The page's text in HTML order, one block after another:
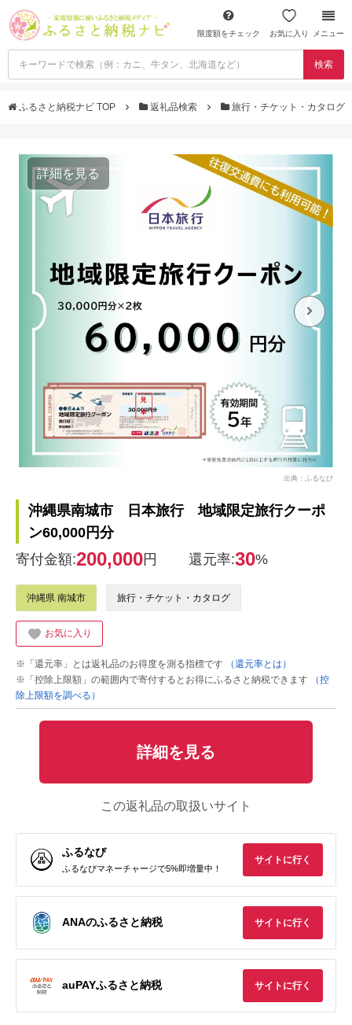
限度額をチェック お気に入り メニュー
検索
ふるさと納税ナビ TOP 返礼品検索 旅行・チケット・カタログ
詳細を見る
出典：ふるなび
沖縄県南城市 日本旅行 地域限定旅行クーポ
ン60,000円分
寄付金額:200,000円 還元率:30%
沖縄県 南城市 旅行・チケット・カタログ
お気に入り
※「還元率」とは返礼品のお得度を測る指標です
（還元率とは）
※「控除上限額」の範囲内で寄付するとお得にふるさと納税できます
（控
除上限額を調べる）
詳細を見る
この返礼品の取扱いサイト
ふるなび
ふるなびマネーチャージで5%即増量中！
サイトに行く
ANAのふるさと納税 サイトに行く
auPAYふるさと納税 サイトに行く